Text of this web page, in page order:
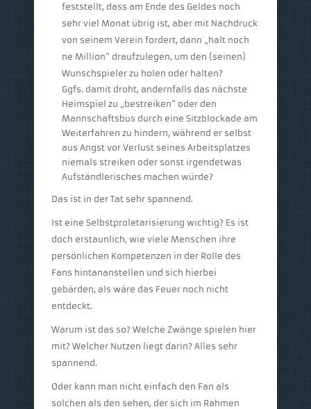
feststellt, dass am Ende des Geldes noch
sehr viel Monat übrig ist, aber mit Nachdruck
von seinem Verein fordert, dann „halt noch
ne Million“ draufzulegen, um den (seinen)
Wunschspieler zu holen oder halten?
Ggfs. damit droht, andernfalls das nächste
Heimspiel zu „bestreiken“ oder den
Mannschaftsbus durch eine Sitzblockade am
Weiterfahren zu hindern, während er selbst
aus Angst vor Verlust seines Arbeitsplatzes
niemals streiken oder sonst irgendetwas
Aufständlerisches machen würde?
Das ist in der Tat sehr spannend.
Ist eine Selbstproletarisierung wichtig? Es ist
doch erstaunlich, wie viele Menschen ihre
persönlichen Kompetenzen in der Rolle des
Fans hintananstellen und sich hierbei
gebärden, als wäre das Feuer noch nicht
entdeckt.
Warum ist das so? Welche Zwänge spielen hier
mit? Welcher Nutzen liegt darin? Alles sehr
spannend.
Oder kann man nicht einfach den Fan als
solchen als den sehen, der sich im Rahmen